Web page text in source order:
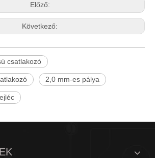
Előző:
Következő:
csatlakozó
2,0 mm-es pálya